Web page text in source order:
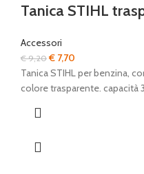
Tanica STIHL
Accessori
€9,20Il
prezzo
originale
€ 7,70
prezzo
attuale
Tanica STIHL per benzina,
colore trasparente. capacità